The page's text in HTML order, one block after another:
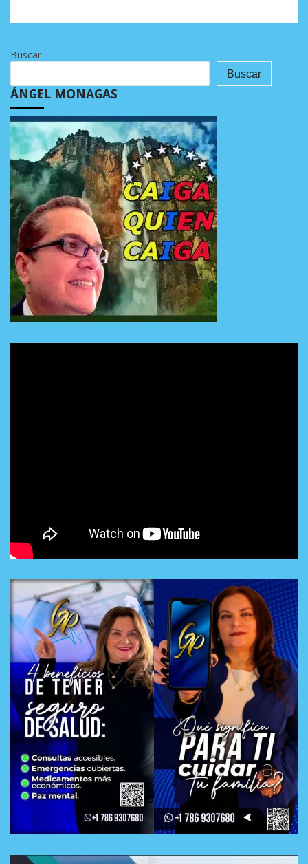
Buscar
Buscar
ÁNGEL MONAGAS